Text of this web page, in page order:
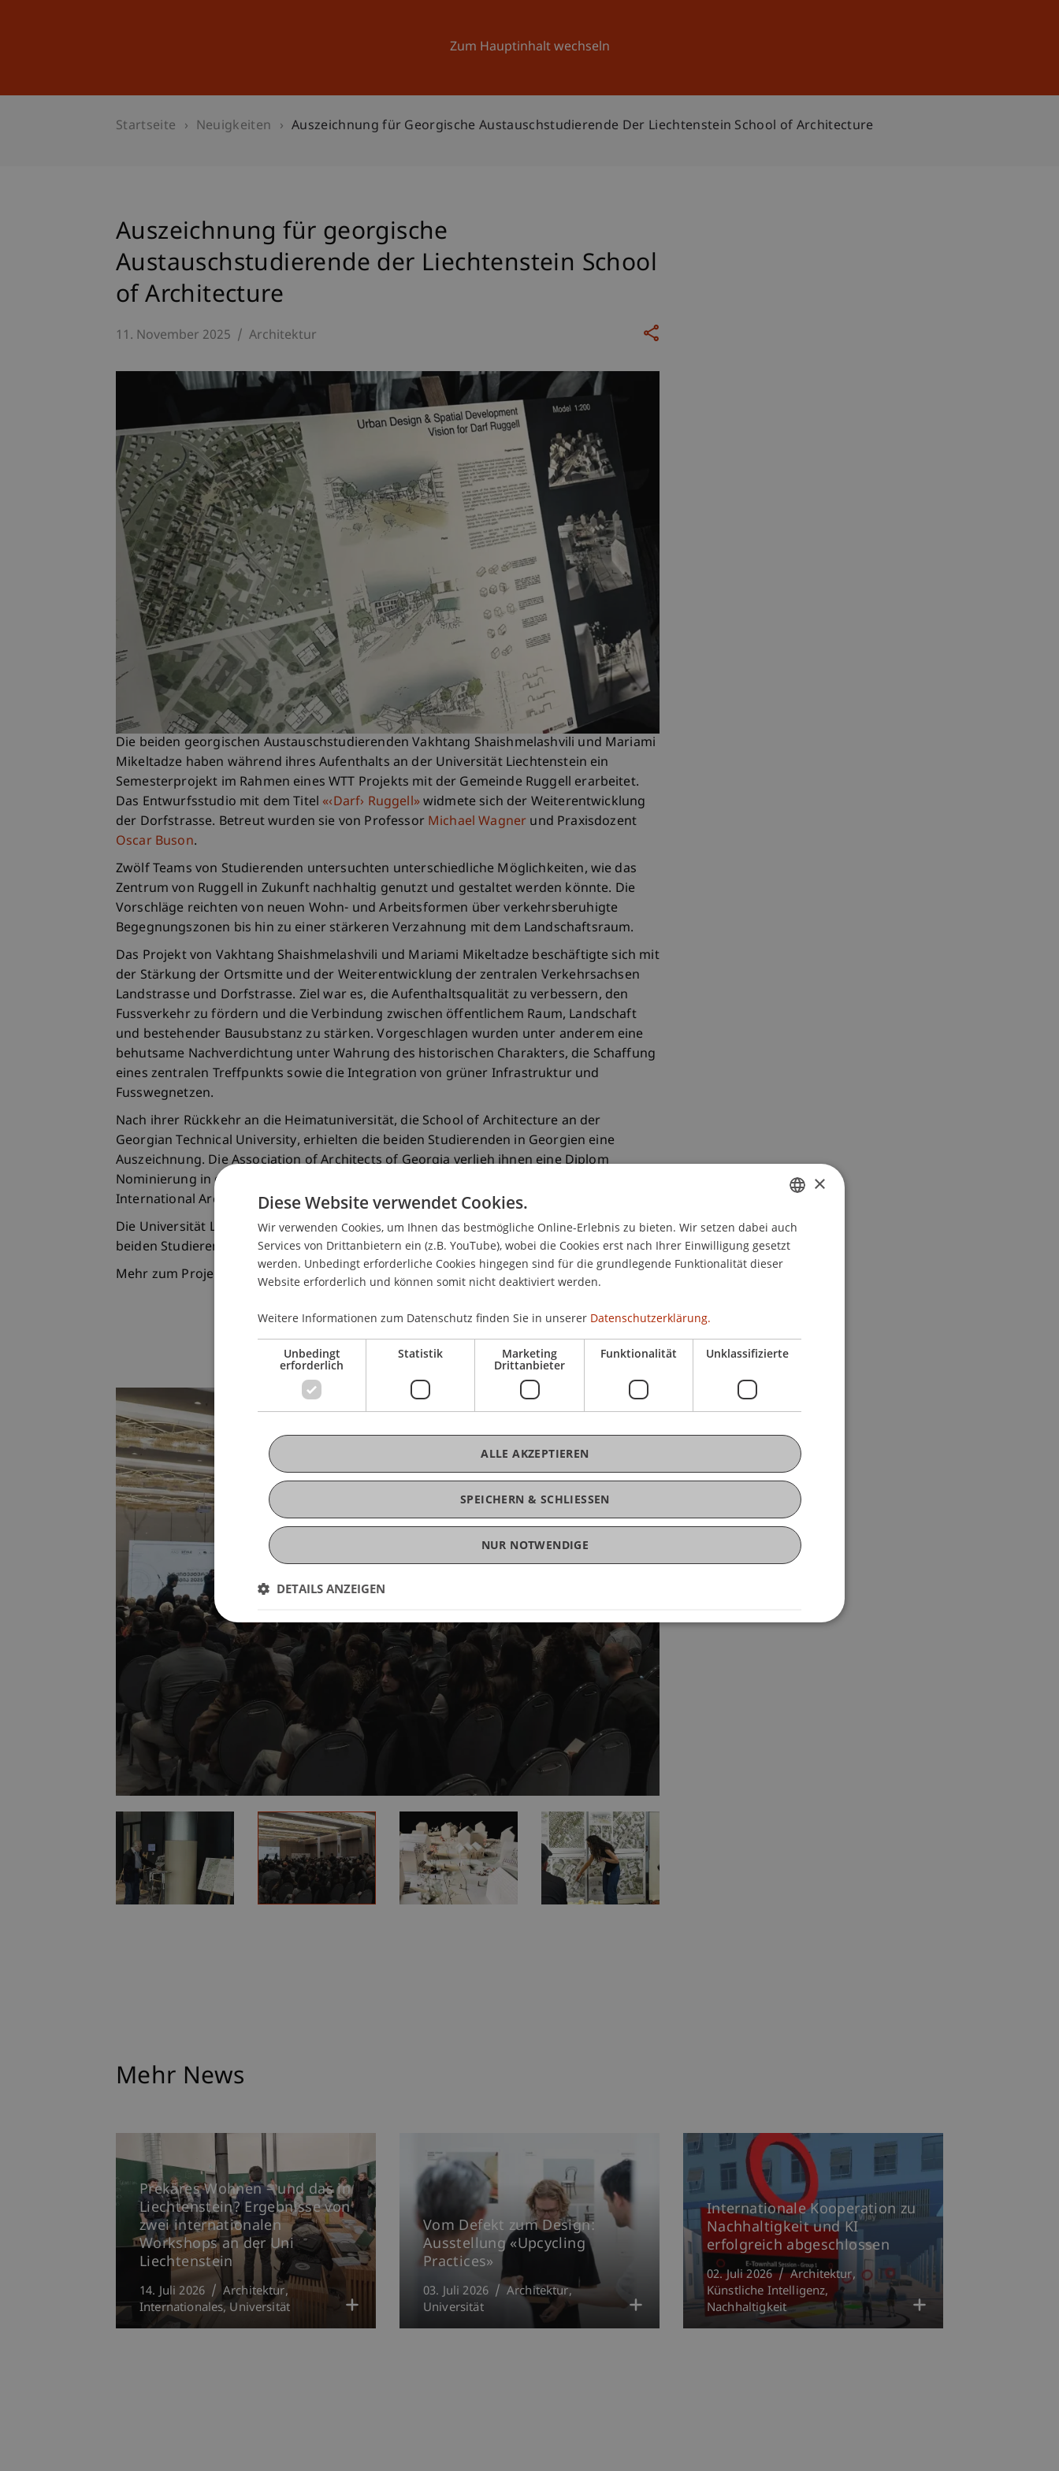
Zum Hauptinhalt wechseln
Universität Aktuelles
Startseite Neuigkeiten Auszeichnung für Georgische Austauschstudierende Der Liechtenstein School of Architecture
Auszeichnung für georgische
Austauschstudierende der Liechtenstein School
of Architecture
11. November 2025 Architektur
Die beiden georgischen Austauschstudierenden Vakhtang Shaishmelashvili und Mariami
Mikeltadze haben während ihres Aufenthalts an der Universität Liechtenstein ein
Semesterprojekt im Rahmen eines WTT Projekts mit der Gemeinde Ruggell erarbeitet.
Das Entwurfsstudio mit dem Titel«‹Darf› Ruggell»widmete sich der Weiterentwicklung
der Dorfstrasse. Betreut wurden sie von Professor Michael Wagner und Praxisdozent
Oscar Buson.
Zwölf Teams von Studierenden untersuchten unterschiedliche Möglichkeiten, wie das
Zentrum von Ruggell in Zukunft nachhaltig genutzt und gestaltet werden könnte. Die
Vorschläge reichten von neuen Wohn- und Arbeitsformen über verkehrsberuhigte
Begegnungszonen bis hin zu einer stärkeren Verzahnung mit dem Landschaftsraum.
Das Projekt von Vakhtang Shaishmelashvili und Mariami Mikeltadze beschäftigte sich mit
der Stärkung der Ortsmitte und der Weiterentwicklung der zentralen Verkehrsachsen
Landstrasse und Dorfstrasse. Ziel war es, die Aufenthaltsqualität zu verbessern, den
Fussverkehr zu fördern und die Verbindung zwischen öffentlichem Raum, Landschaft
und bestehender Bausubstanz zu stärken. Vorgeschlagen wurden unter anderem eine
behutsame Nachverdichtung unter Wahrung des historischen Charakters, die Schaffung
eines zentralen Treffpunkts sowie die Integration von grüner Infrastruktur und
Fusswegnetzen.
Nach ihrer Rückkehr an die Heimatuniversität, die School of Architecture an der
Georgian Technical University, erhielten die beiden Studierenden in Georgien eine
Auszeichnung. Die Association of Architects of Georgia verlieh ihnen eine Diplom
Nominierung in der Kategorie Best Urban Design Student Project im Rahmen der
International Architectural Awards 2025.
Die Universität Liechtenstein freut sich über diese Anerkennung und gratuliert den
beiden Studierenden herzlich zu ihrem Erfolg.
Mehr zum Projekt «
‹Darf› Ruggell
Mehr News
Prekäres Wohnen – und das in
Liechtenstein? Ergebnisse von
zwei internationalen
Workshops an der Uni
Liechtenstein
14. Juli 2026
Architektur
Internationales Universität
Vom Defekt zum Design:
Ausstellung «Upcycling
Practices»
03. Juli 2026
Architektur
Universität
Internationale Kooperation zu
Nachhaltigkeit und KI
erfolgreich abgeschlossen
02. Juli 2026
Architektur
Künstliche Intelligenz
Nachhaltigkeit
GERMAN
ENGLISH
×
Diese Website verwendet Cookies.
Wir verwenden Cookies, um Ihnen das bestmögliche Online-Erlebnis zu bieten. Wir setzen dabei auch
Services von Drittanbietern ein (z.B. YouTube), wobei die Cookies erst nach Ihrer Einwilligung gesetzt
werden. Unbedingt erforderliche Cookies hingegen sind für die grundlegende Funktionalität dieser
Website erforderlich und können somit nicht deaktiviert werden.
Weitere Informationen zum Datenschutz finden Sie in unserer Datenschutzerklärung.
Unbedingt
erforderlich
Statistik Marketing
Drittanbieter
Funktionalität Unklassifizierte
SPEICHERN & SCHLIESSEN
ALLE AKZEPTIEREN
NUR NOTWENDIGE
DETAILS ANZEIGEN